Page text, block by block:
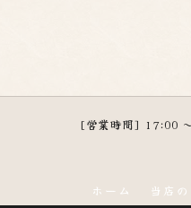
[営業時間] 17:00
ホーム 当店